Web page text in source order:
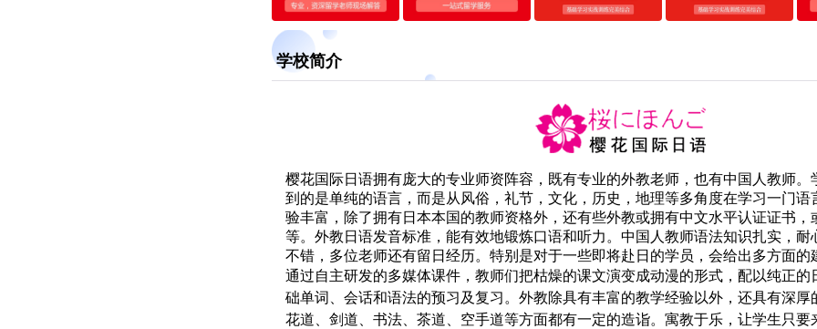
学校简介
樱花国际日语拥有庞大的专业师资阵容，既有专业的外教老师，也有中国人教师。
到的是单纯的语言，而是从风俗，礼节，文化，历史，地理等多角度在学习一门语
验丰富，除了拥有日本本国的教师资格外，还有些外教或拥有中文水平认证证书，
等。外教日语发音标准，能有效地锻炼口语和听力。中国人教师语法知识扎实，耐
不错，多位老师还有留日经历。特别是对于一些即将赴日的学员，会给出多方面的
通过自主研发的多媒体课件，教师们把枯燥的课文演变成动漫的形式，配以纯正的
础单词、会话和语法的预习及复习。外教除具有丰富的教学经验以外，还具有深厚
花道、剑道、书法、茶道、空手道等方面都有一定的造诣。寓教于乐，让学生只要